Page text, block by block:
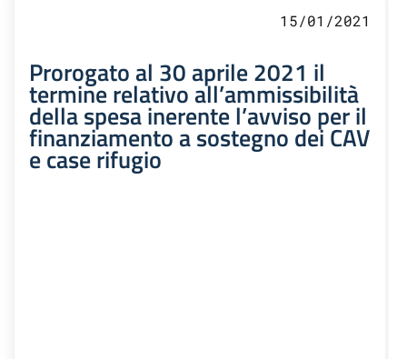
15/01/2021
Prorogato al 30 aprile 2021 il
termine relativo all’ammissibilità
della spesa inerente l’avviso per il
finanziamento a sostegno dei CAV
e case rifugio